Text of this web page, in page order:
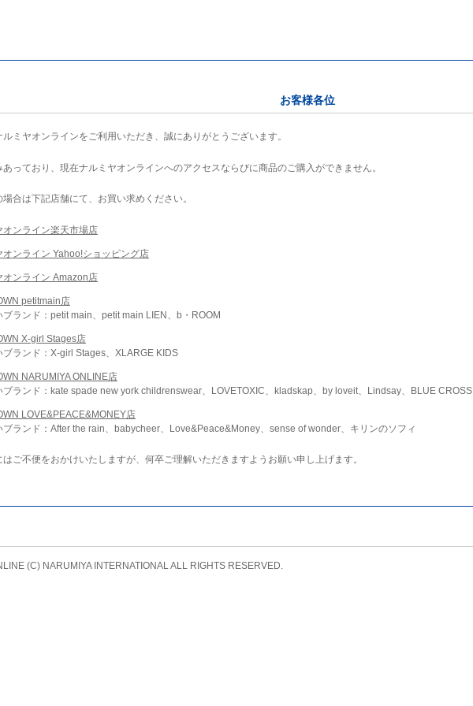
お客様各位
ルミヤオンラインをご利用いただき、誠にありがとうございます。
あっており、現在ナルミヤオンラインへのアクセスならびに商品のご購入ができません。
場合は下記店舗にて、お買い求めください。
オンライン楽天市場店
オンライン Yahoo!ショッピング店
オンライン Amazon店
petitmain店
ブランド：petit main、petit main LIEN、b・ROOM
X-girl Stages店
ブランド：X-girl Stages、XLARGE KIDS
NARUMIYA ONLINE店
ブランド：kate spade new york childrenswear、LOVETOXIC、kladskap、by loveit、Lindsay、BLUE CROSS
LOVE&PEACE&MONEY店
ブランド：After the rain、babycheer、Love&Peace&Money、sense of wonder、キリンのソフィ
はご不便をおかけいたしますが、何卒ご理解いただきますようお願い申し上げます。